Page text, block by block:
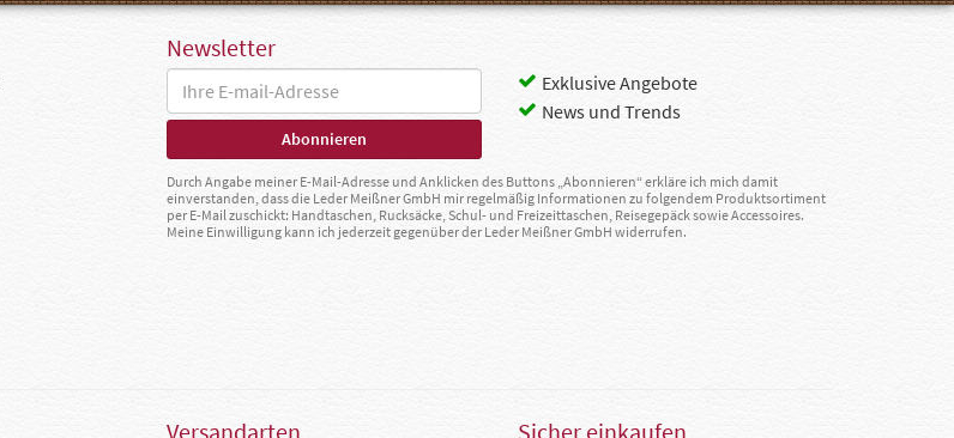
Newsletter
Exklusive Angebote
News und Trends
Durch Angabe meiner E-Mail-Adresse und Anklicken des Buttons „Abonnieren“ erkläre ich mich damit
einverstanden, dass die Leder Meißner GmbH mir regelmäßig Informationen zu folgendem Produktsortiment
per E-Mail zuschickt: Handtaschen, Rucksäcke, Schul- und Freizeittaschen, Reisegepäck sowie Accessoires.
Meine Einwilligung kann ich jederzeit gegenüber der Leder Meißner GmbH widerrufen.
Versandarten Sicher einkaufen